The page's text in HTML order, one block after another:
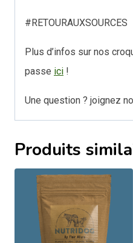
#RETOURAUXSOURCES
Plus d’infos sur nos
passe ici !
Une question ? joignez
Produits